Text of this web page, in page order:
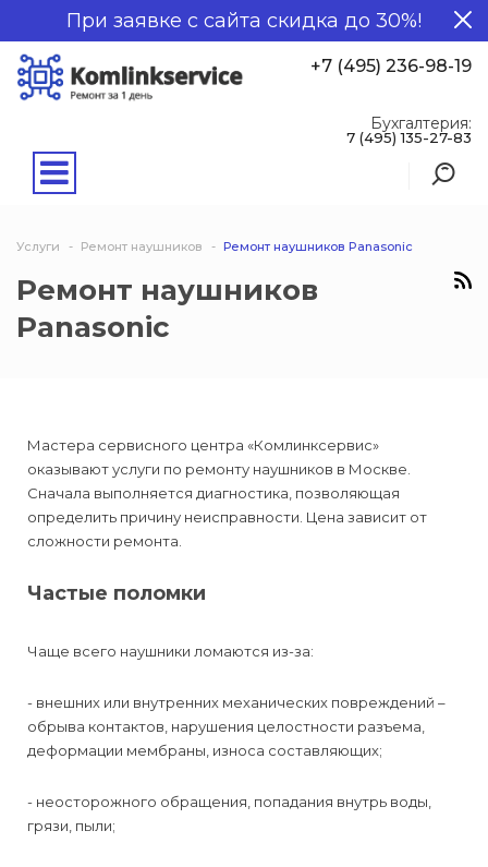
При заявке с сайта скидка до 30%!
+7 (495) 236-98-19
Бухгалтерия:
7 (495) 135-27-83
Услуги Ремонт наушников Ремонт наушников Panasonic
Ремонт наушников
Panasonic
Мастера сервисного центра «Комлинксервис»
оказывают услуги по ремонту наушников в Москве.
Сначала выполняется диагностика, позволяющая
определить причину неисправности. Цена зависит от
сложности ремонта.
Частые поломки
Чаще всего наушники ломаются из-за:
- внешних или внутренних механических повреждений –
обрыва контактов, нарушения целостности разъема,
деформации мембраны, износа составляющих;
- неосторожного обращения, попадания внутрь воды,
грязи, пыли;